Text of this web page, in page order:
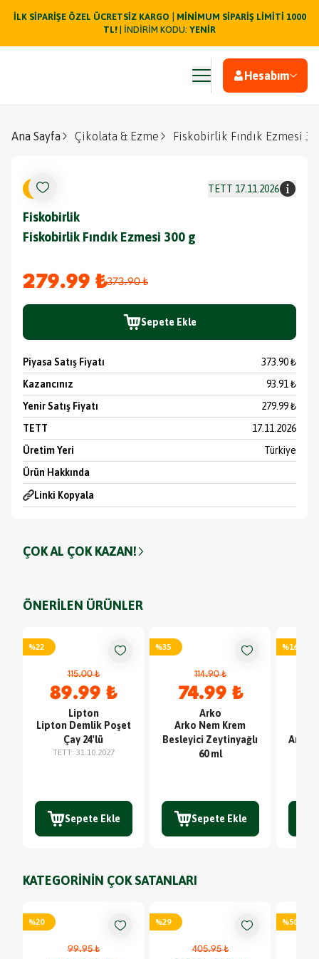
İLK SİPARİŞE ÖZEL ÜCRETSİZ KARGO
MİNİMUM SİPARİŞ LİMİTİ 1000
TL! | İNDİRİM KODU: YENİR
Hesabım
Ana Sayfa Çikolata & Ezme Fiskobirlik Fındık Ezmesi
% 25 TETT 17.11.2026
Fiskobirlik
Fiskobirlik Fındık Ezmesi 300 g
279.99 ₺373.90 ₺
Sepete Ekle
Ürün Hakkında
Linki Kopyala
Piyasa Satış Fiyatı
373.90 ₺
Kazancınız
93.91 ₺
Yenir Satış Fiyatı
279.99 ₺
TETT
17.11.2026
Üretim Yeri
Türkiye
ÇOK AL ÇOK KAZAN!
ÖNERİLEN ÜRÜNLER
%22
115.00 ₺
89.99 ₺
Lipton
Lipton Demlik Poşet
Çay 24'lü
TETT: 31.10.2027
Sepete Ekle
%35
114.90 ₺
74.99 ₺
Arko
Arko Nem Krem
Besleyici Zeytinyağlı
60 ml
Sepete Ekle
%16
Arada
KATEGORİNİN ÇOK SATANLARI
%20
99.95 ₺
%29
405.95 ₺
%50